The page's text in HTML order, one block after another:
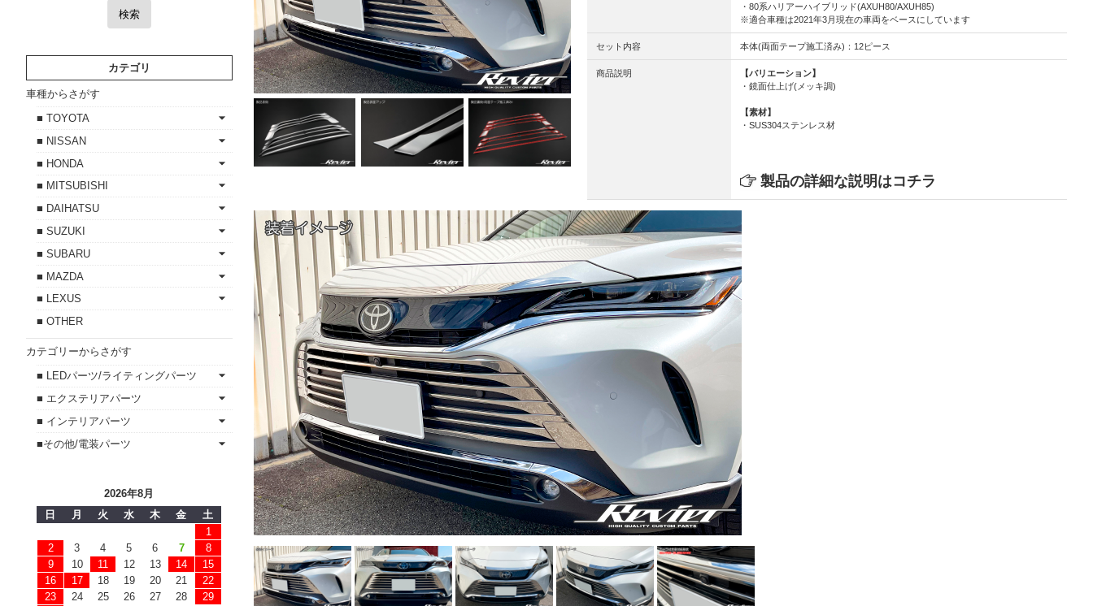
・80系ハリアーハイブリッド(AXUH80/AXUH85)
※適合車種は2021年3月現在の車両をベースにしています
セット内容 本体(両面テープ施工済み)：12ピース
商品説明
【バリエーション】
・鏡面仕上げ(メッキ調)
【素材】
・SUS304ステンレス材
製品の詳細な説明はコチラ
検索
カテゴリ
車種からさがす
■ TOYOTA
■ NISSAN
■ HONDA
■ MITSUBISHI
■ DAIHATSU
■ SUZUKI
■ SUBARU
■ MAZDA
■ LEXUS
■ OTHER
カテゴリーからさがす
■ LEDパーツ/ライティングパーツ
■ エクステリアパーツ
■ インテリアパーツ
■その他/電装パーツ
2026年8月
日
月 火 水 木 金
土
1
2
3 4 5 6 7
8
9
10 11 12 13 14
15
16
17 18 19 20 21
22
23
24 25 26 27 28
29